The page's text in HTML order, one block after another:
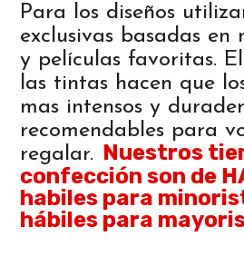
Para los diseños
exclusivas basadas en
y películas favoritas.
las tintas hacen que
mas intensos y
recomendables para
regalar. Nuestros
confección son de
habiles para
hábiles para